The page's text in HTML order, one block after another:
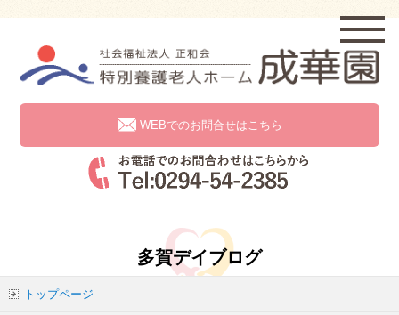
WEBでのお問合せはこちら
多賀デイブログ
トップページ